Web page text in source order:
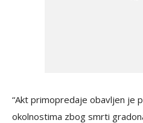
“Akt primopredaje obavljen je
okolnostima zbog smrti